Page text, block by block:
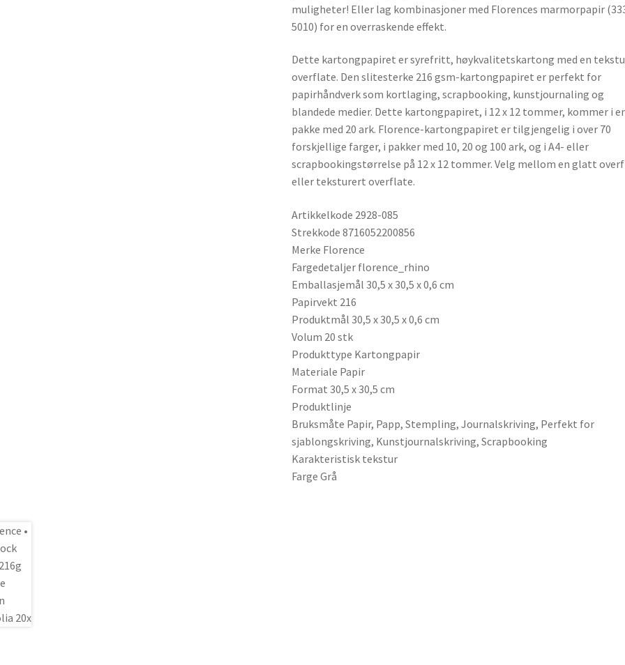
muligheter! Eller lag kombinasjoner med Florences marmorpapir
5010) for en overraskende effekt.
Dette kartongpapiret er syrefritt, høykvalitetskartong med en
overflate. Den slitesterke 216 gsm-kartongpapiret er perfekt for
papirhåndverk som kortlaging, scrapbooking, kunstjournaling og
blandede medier. Dette kartongpapiret, i 12 x 12 tommer, kommer i
pakke med 20 ark. Florence-kartongpapiret er tilgjengelig i over 70
forskjellige farger, i pakker med 10, 20 og 100 ark, og i A4- eller
scrapbookingstørrelse på 12 x 12 tommer. Velg mellom en glatt
eller teksturert overflate.
Artikkelkode 2928-085
Strekkode 8716052200856
Merke Florence
Fargedetaljer florence_rhino
Emballasjemål 30,5 x 30,5 x 0,6 cm
Papirvekt 216
Produktmål 30,5 x 30,5 x 0,6 cm
Volum 20 stk
Produkttype Kartongpapir
Materiale Papir
Format 30,5 x 30,5 cm
Produktlinje
Bruksmåte Papir, Papp, Stempling, Journalskriving, Perfekt for
sjablongskriving, Kunstjournalskriving, Scrapbooking
Karakteristisk tekstur
Farge Grå